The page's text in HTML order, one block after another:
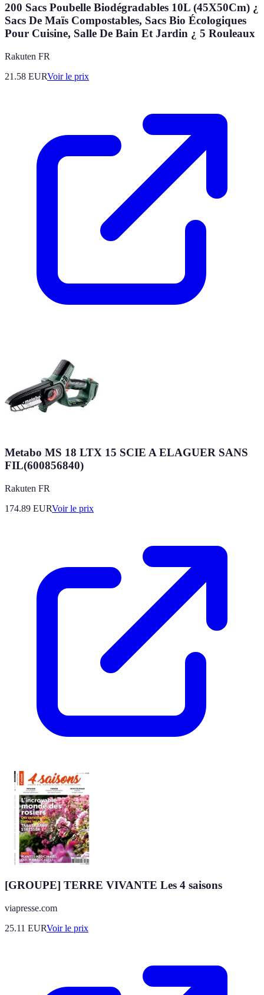
200 Sacs Poubelle Biodégradables 10L (45X50Cm) ¿
Sacs De Maïs Compostables, Sacs Bio Écologiques
Pour Cuisine, Salle De Bain Et Jardin ¿ 5 Rouleaux
Rakuten FR
21.58 EURVoir le prix
Metabo MS 18 LTX 15 SCIE A ELAGUER SANS
FIL(600856840)
Rakuten FR
174.89 EURVoir le prix
[GROUPE] TERRE VIVANTE Les 4 saisons
viapresse.com
25.11 EURVoir le prix